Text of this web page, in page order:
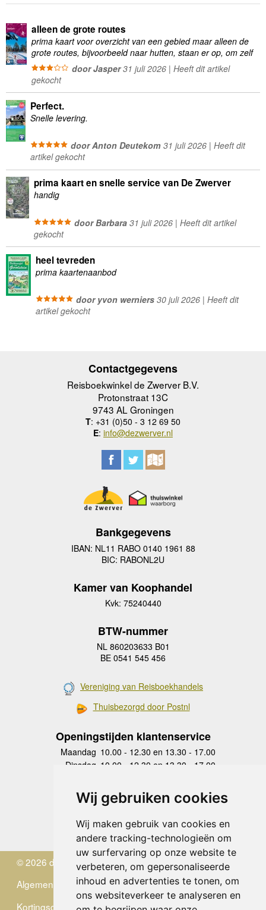
Wij gebruiken cookies
Wij maken gebruik van cookies en
andere tracking-technologieën om
uw surfervaring op onze website te
verbeteren, om gepersonaliseerde
inhoud en advertenties te tonen, om
ons websiteverkeer te analyseren en
alleen de grote routes
prima kaart voor overzicht van een gebied maar alleen de
grote routes, bijvoorbeeld naar hutten, staan er op, om zelf
wandelingen te plannen minder geschikt
door Jasper31 juli 2026 | Heeft dit artikel
gekocht
Perfect.
Snelle levering.
door Anton Deutekom31 juli 2026 | Heeft dit
artikel gekocht
prima kaart en snelle service van De Zwerver
handig
door Barbara31 juli 2026 | Heeft dit artikel
gekocht
heel tevreden
prima kaartenaanbod
door yvon werniers30 juli 2026 | Heeft dit
artikel gekocht
Contactgegevens
Reisboekwinkel de Zwerver B.V.
Protonstraat 13C
9743 AL Groningen
T: +31 (0)50 - 3 12 69 50
E: info@dezwerver.nl
Bankgegevens
IBAN: NL11 RABO 0140 1961 88
BIC: RABONL2U
Kamer van Koophandel
Kvk: 75240440
BTW-nummer
NL 860203633 B01
BE 0541 545 456
Vereniging van Reisboekhandels
Thuisbezorgd door Postnl
Openingstijden klantenservice
Maandag 10.00 - 12.30 en 13.30 - 17.00
Dinsdag 10.00 - 12.30 en 13.30 - 17.00
Donderdag
10.00 - 12.30 en 13.30 - 17.00
Vrijdag 10.00 - 12.30 en 13.30 - 17.00
Zaterdag
gesloten
Zondag gesloten
© 2026 de Zwerver
Algemene Voorwaarden
Kortingscode